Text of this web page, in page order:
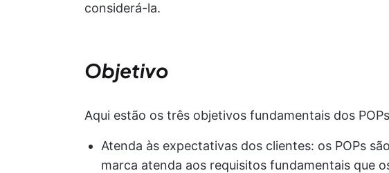
considerá-la.
Objetivo
Aqui estão os três objetivos fundamentais dos
Atenda às expectativas dos clientes: os POPs
marca atenda aos requisitos fundamentais que